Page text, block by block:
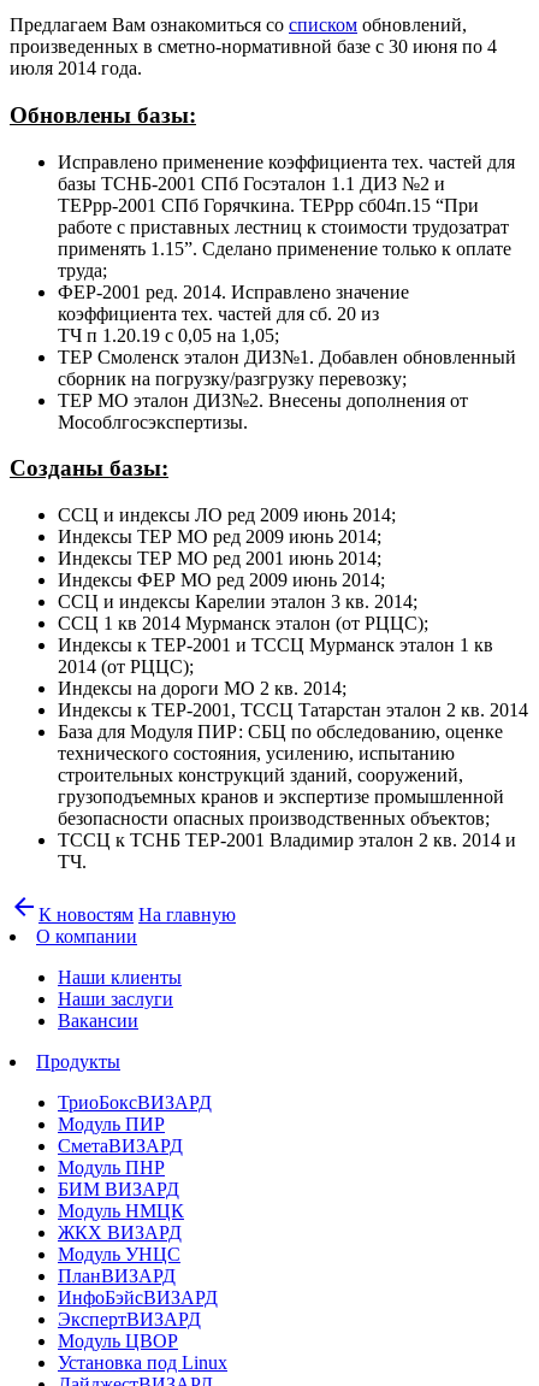
Предлагаем Вам ознакомиться со списком обновлений,
произведенных в сметно-нормативной базе с 30 июня по 4
июля 2014 года.
Обновлены базы:
Исправлено применение коэффициента тех. частей для
базы ТСНБ-2001 СПб Госэталон 1.1 ДИЗ №2 и
ТЕРрр-2001 СПб Горячкина. ТЕРрр сб04п.15 “При
работе с приставных лестниц к стоимости трудозатрат
применять 1.15”. Сделано применение только к оплате
труда;
ФЕР-2001 ред. 2014. Исправлено значение
коэффициента тех. частей для сб. 20 из
ТЧ п 1.20.19 с 0,05 на 1,05;
ТЕР Смоленск эталон ДИЗ№1. Добавлен обновленный
сборник на погрузку/разгрузку перевозку;
ТЕР МО эталон ДИЗ№2. Внесены дополнения от
Мособлгосэкспертизы.
Созданы базы:
ССЦ и индексы ЛО ред 2009 июнь 2014;
Индексы ТЕР МО ред 2009 июнь 2014;
Индексы ТЕР МО ред 2001 июнь 2014;
Индексы ФЕР МО ред 2009 июнь 2014;
ССЦ и индексы Карелии эталон 3 кв. 2014;
ССЦ 1 кв 2014 Мурманск эталон (от РЦЦС);
Индексы к ТЕР-2001 и ТССЦ Мурманск эталон 1 кв
2014 (от РЦЦС);
Индексы на дороги МО 2 кв. 2014;
Индексы к ТЕР-2001, ТССЦ Татарстан эталон 2 кв. 2014
База для Модуля ПИР: СБЦ по обследованию, оценке
технического состояния, усилению, испытанию
строительных конструкций зданий, сооружений,
грузоподъемных кранов и экспертизе промышленной
безопасности опасных производственных объектов;
ТССЦ к ТСНБ ТЕР-2001 Владимир эталон 2 кв. 2014 и
ТЧ.
arrow_back К новостям На главную
О компании
Наши клиенты
Наши заслуги
Вакансии
Продукты
ТриоБоксВИЗАРД
Модуль ПИР
СметаВИЗАРД
Модуль ПНР
БИМ ВИЗАРД
Модуль НМЦК
ЖКХ ВИЗАРД
Модуль УНЦС
ПланВИЗАРД
ИнфоБэйсВИЗАРД
ЭкспертВИЗАРД
Модуль ЦВОР
Установка под Linux